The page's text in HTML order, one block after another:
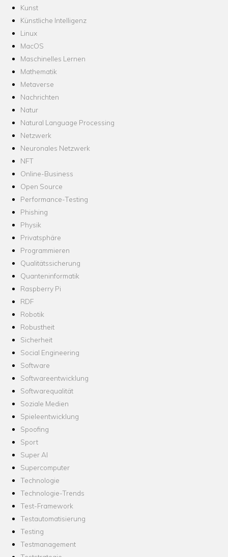
Kunst
Künstliche Intelligenz
Linux
MacOS
Maschinelles Lernen
Mathematik
Metaverse
Nachrichten
Natur
Natural Language Processing
Netzwerk
Neuronales Netzwerk
NFT
Online-Business
Open Source
Performance-Testing
Phishing
Physik
Privatsphäre
Programmieren
Qualitätssicherung
Quanteninformatik
Raspberry Pi
RDF
Robotik
Robustheit
Sicherheit
Social Engineering
Software
Softwareentwicklung
Softwarequalität
Soziale Medien
Spieleentwicklung
Spoofing
Sport
Super AI
Supercomputer
Technologie
Technologie-Trends
Test-Framework
Testautomatisierung
Testing
Testmanagement